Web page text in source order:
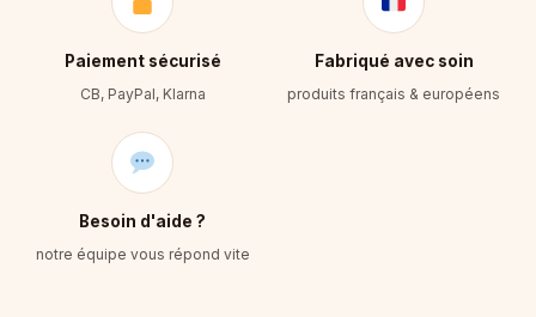
Paiement sécurisé
CB, PayPal, Klarna
Fabriqué avec soin
produits français & européens
Besoin d'aide ?
notre équipe vous répond vite